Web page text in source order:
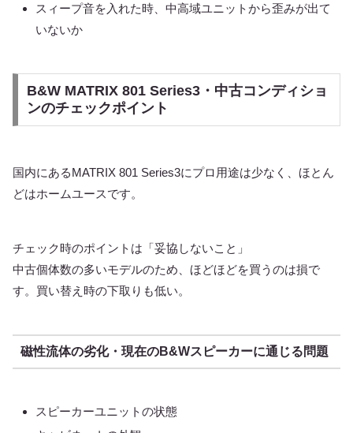
スィープ音を入れた時、中高域ユニットから歪みが出て
いないか
B&W MATRIX 801 Series3・中古コンディショ
ンのチェックポイント
国内にあるMATRIX 801 Series3にプロ用途は少なく、ほとん
どはホームユースです。
チェック時のポイントは「妥協しないこと」
中古個体数の多いモデルのため、ほどほどを買うのは損で
す。買い替え時の下取りも低い。
磁性流体の劣化・現在のB&Wスピーカーに通じる問題
スピーカーユニットの状態